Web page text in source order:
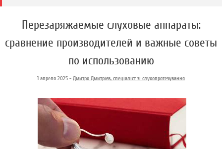
Перезаряжаемые слуховые аппараты:
сравнение производителей и важные советы
по использованию
1 апреля 2025 - Дмитро Дмитрієв, спеціаліст зі слухопротезування